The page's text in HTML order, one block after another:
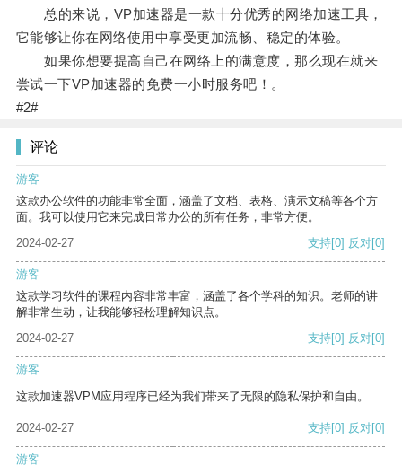
总的来说，VP加速器是一款十分优秀的网络加速工具，
它能够让你在网络使用中享受更加流畅、稳定的体验。
如果你想要提高自己在网络上的满意度，那么现在就来
尝试一下VP加速器的免费一小时服务吧！。
#2#
评论
游客
这款办公软件的功能非常全面，涵盖了文档、表格、演示文稿等各个方
面。我可以使用它来完成日常办公的所有任务，非常方便。
2024-02-27
支持[0] 反对[0]
游客
这款学习软件的课程内容非常丰富，涵盖了各个学科的知识。老师的讲
解非常生动，让我能够轻松理解知识点。
2024-02-27
支持[0] 反对[0]
游客
这款加速器VPM应用程序已经为我们带来了无限的隐私保护和自由。
2024-02-27 支持[0] 反对[0]
游客